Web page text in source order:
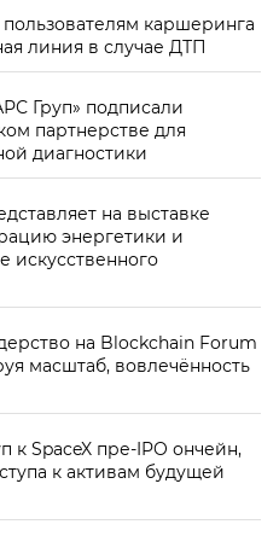
каршеринга
линия в случае ДТП
Груп» подписали
партнерстве для
диагностики
на выставке
энергетики и
искусственного
на Blockchain Forum
масштаб, вовлечённость
к SpaceX пре-IPO ончейн,
к активам будущей